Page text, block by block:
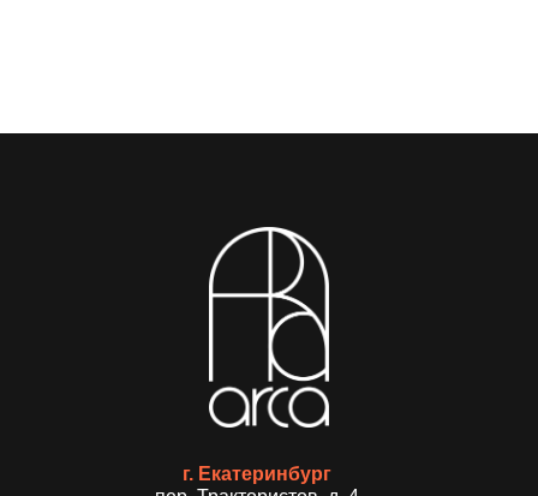
г. Екатеринбург